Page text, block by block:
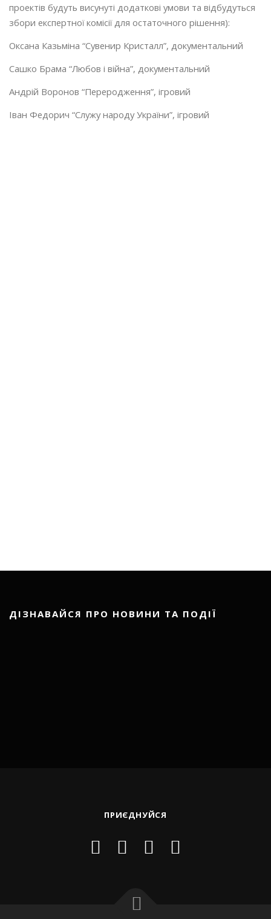
проектів будуть висунуті додаткові умови та відбудуться
збори експертної комісії для остаточного рішення):
Оксана Казьміна “Сувенир Кристалл”, документальний
Сашко Брама “Любов і війна”, документальний
Андрій Воронов “Переродження”, ігровий
Іван Федорич “Служу народу України”, ігровий
ДІЗНАВАЙСЯ ПРО НОВИНИ ТА ПОДІЇ
ПРИЄДНУЙСЯ